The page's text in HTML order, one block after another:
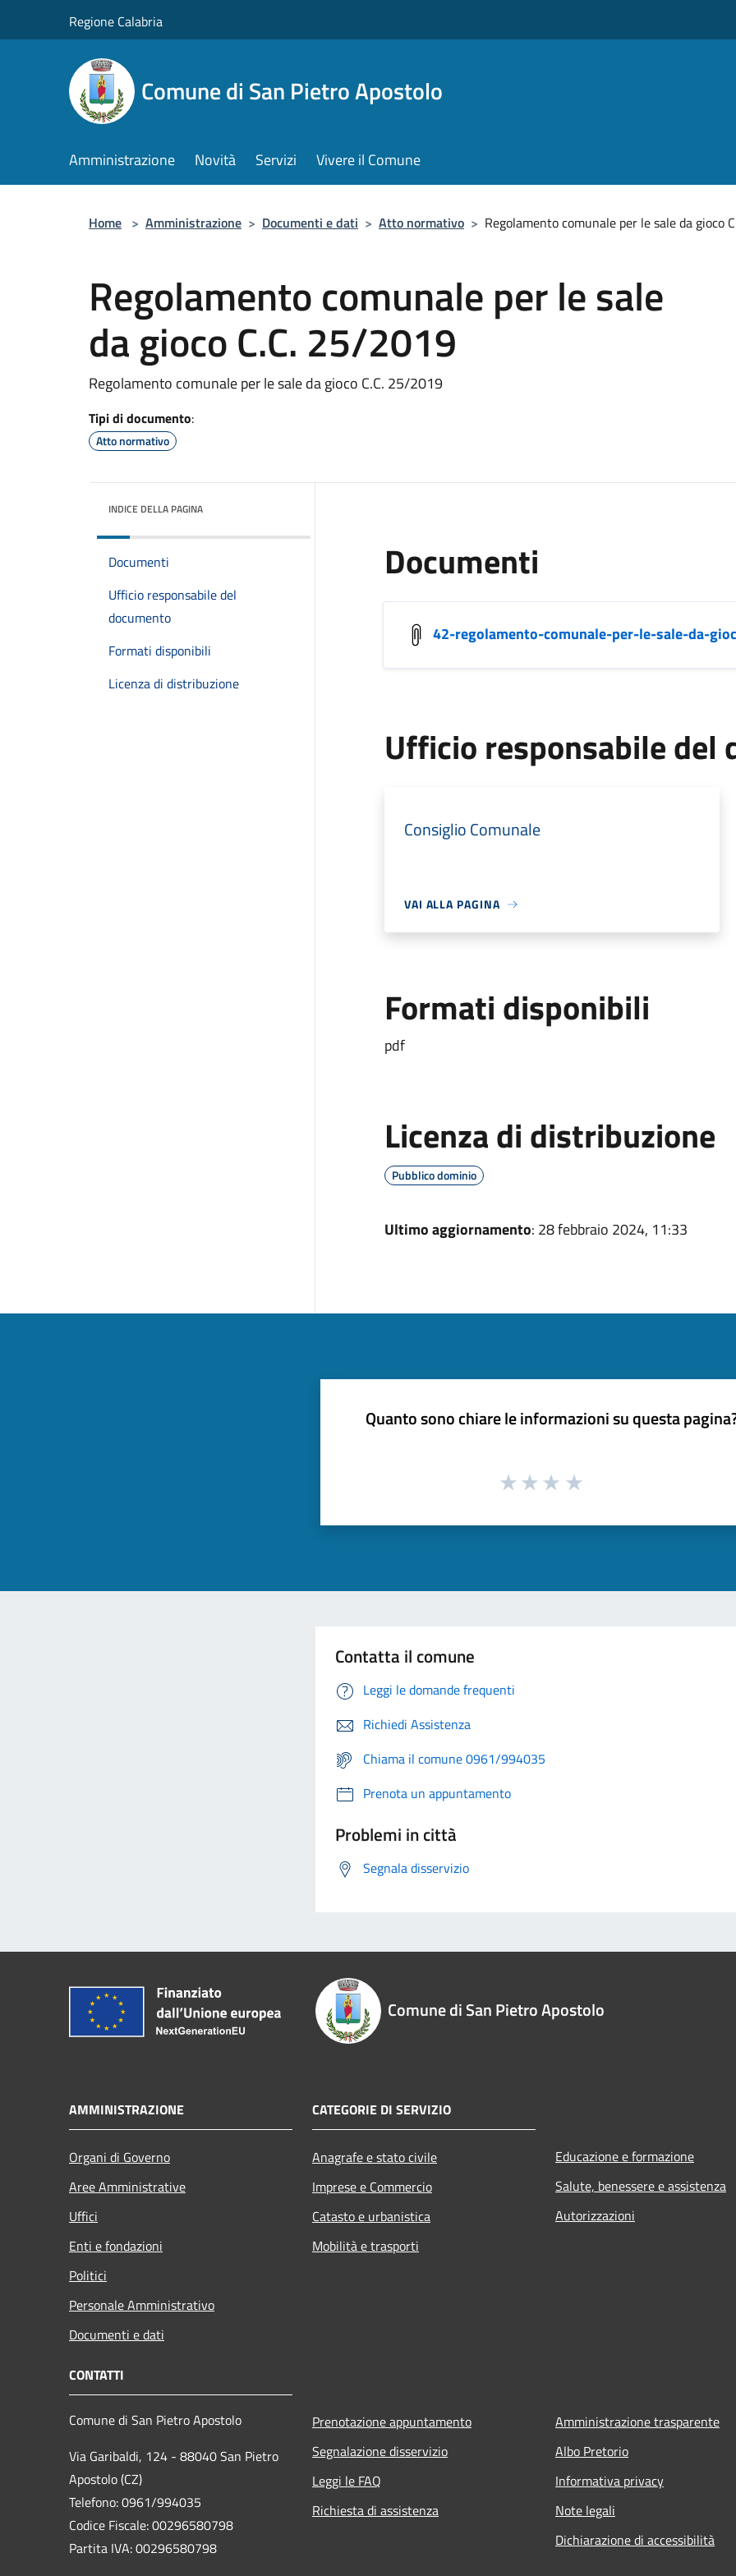
Regione Calabria
Comune di San Pietro Apostolo
Amministrazione Novità Servizi Vivere il Comune
Home > Amministrazione > Documenti e dati > Atto normativo > Regolamento comunale per le sale da gioco
Regolamento comunale per le sale
da gioco C.C. 25/2019
Regolamento comunale per le sale da gioco C.C. 25/2019
Tipi di documento:
Atto normativo
INDICE DELLA PAGINA
Documenti
Ufficio responsabile del
documento
Formati disponibili
Licenza di distribuzione
Documenti
42-regolamento-comunale-per-le-sale-da-
Ufficio responsabile del
Consiglio Comunale
VAI ALLA PAGINA
Formati disponibili
pdf
Licenza di distribuzione
Pubblico dominio
Ultimo aggiornamento: 28 febbraio 2024, 11:33
Quanto sono chiare le informazioni su questa
Contatta il comune
Leggi le domande frequenti
Richiedi Assistenza
Chiama il comune 0961/994035
Prenota un appuntamento
Problemi in città
Segnala disservizio
Comune di San Pietro Apostolo
AMMINISTRAZIONE
Organi di Governo
Aree Amministrative
Uffici
Enti e fondazioni
Politici
Personale Amministrativo
Documenti e dati
CATEGORIE DI SERVIZIO
Anagrafe e stato civile
Imprese e Commercio
Catasto e urbanistica
Mobilità e trasporti
Educazione e formazione
Salute, benessere e assistenza
Autorizzazioni
CONTATTI
Comune di San Pietro Apostolo
Via Garibaldi, 124 - 88040 San Pietro
Apostolo (CZ)
Telefono: 0961/994035
Codice Fiscale: 00296580798
Partita IVA: 00296580798
Prenotazione appuntamento
Segnalazione disservizio
Leggi le FAQ
Richiesta di assistenza
Amministrazione trasparente
Albo Pretorio
Informativa privacy
Note legali
Dichiarazione di accessibilità